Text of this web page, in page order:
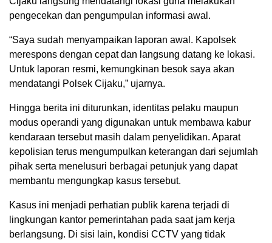
pengecekan dan pengumpulan informasi awal.
“Saya sudah menyampaikan laporan awal. Kapolsek
merespons dengan cepat dan langsung datang ke lokasi.
Untuk laporan resmi, kemungkinan besok saya akan
mendatangi Polsek Cijaku,” ujarnya.
Hingga berita ini diturunkan, identitas pelaku maupun
modus operandi yang digunakan untuk membawa kabur
kendaraan tersebut masih dalam penyelidikan. Aparat
kepolisian terus mengumpulkan keterangan dari sejumlah
pihak serta menelusuri berbagai petunjuk yang dapat
membantu mengungkap kasus tersebut.
Kasus ini menjadi perhatian publik karena terjadi di
lingkungan kantor pemerintahan pada saat jam kerja
berlangsung. Di sisi lain, kondisi CCTV yang tidak